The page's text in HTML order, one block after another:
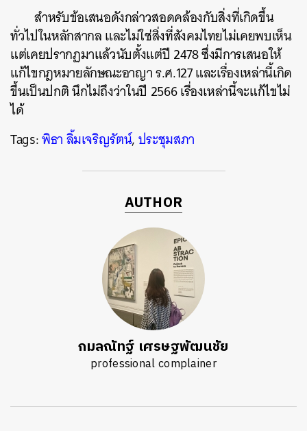
สำหรับข้อเสนอดังกล่าวสอดคล้องกับสิ่งที่เกิดขึ้น
ทั่วไปในหลักสากล และไม่ใช่สิ่งที่สังคมไทยไม่เคยพบเห็น
แต่เคยปรากฏมาแล้วนับตั้งแต่ปี 2478 ซึ่งมีการเสนอให้
แก้ไขกฎหมายลักษณะอาญา ร.ศ.127 และเรื่องเหล่านี้เกิด
ขึ้นเป็นปกติ นึกไม่ถึงว่าในปี 2566 เรื่องเหล่านี้จะแก้ไขไม่
ได้
Tags:พิธา ลิ้มเจริญรัตน์,ประชุมสภา
AUTHOR
กมลณัทฐ์ เศรษฐพัฒนชัย
professional complainer